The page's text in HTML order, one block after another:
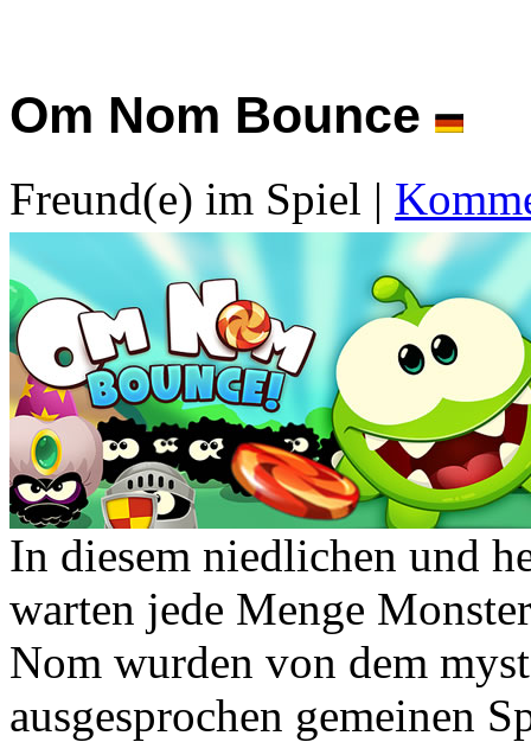
Om Nom Bounce
Freund(e) im Spiel |
In diesem niedlichen und
warten jede Menge
Nom wurden von dem
ausgesprochen gemeinen